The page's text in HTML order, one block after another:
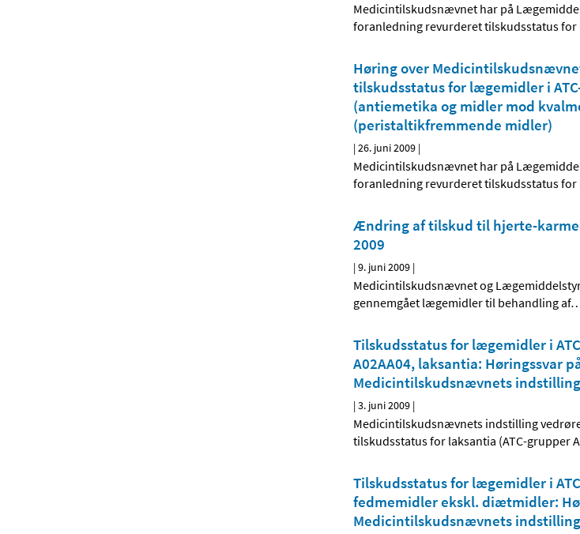
Medicintilskudsnævnet har på
foranledning revurderet tilskudsstatus
Høring over
tilskudsstatus for lægemidler i
(antiemetika og midler mod
(peristaltik­fremmende midler)
|26. juni 2009 |
Medicintilskudsnævnet har på
foranledning revurderet tilskudsstatus
Ændring af tilskud til hjerte-
2009
|9. juni 2009 |
Medicintilskudsnævnet og
gennemgået lægemidler til behandling af
Tilskudsstatus for lægemidler i
A02AA04, laksantia: Høringssvar
Medicintilskudsnævnets indstilling
|3. juni 2009 |
Medicintilskudsnævnets indstilling
tilskudsstatus for laksantia (ATC-grupper
Tilskudsstatus for lægemidler i
fedmemidler ekskl. diætmidler:
Medicintilskudsnævnets indstilling